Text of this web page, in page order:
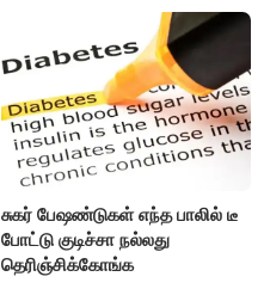
சுகர் பேஷண்டுகள் எந்த பாலில் டீ
போட்டு குடிச்சா நல்லது
தெரிஞ்சிக்கோங்க